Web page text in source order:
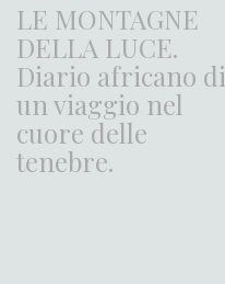
LE MONTAGNE
DELLA LUCE.
Diario africano di
un viaggio nel
cuore delle
tenebre.